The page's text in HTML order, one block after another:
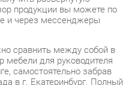
самостоятельно забрав
в г. Екатеринбург. Полный
на странице